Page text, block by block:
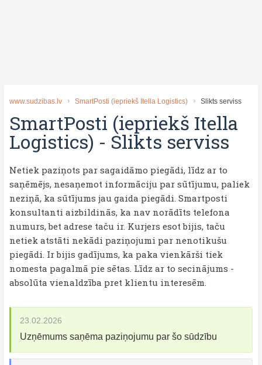
www.sudzibas.lv SmartPosti (iepriekš Itella Logistics) Slikts serviss
SmartPosti (iepriekš Itella
Logistics) - Slikts serviss
Netiek paziņots par sagaidāmo piegādi, līdz ar to
saņēmējs, nesaņemot informāciju par sūtījumu, paliek
neziņā, ka sūtījums jau gaida piegādi. Smartposti
konsultanti aizbildinās, ka nav norādīts telefona
numurs, bet adrese taču ir. Kurjers esot bijis, taču
netiek atstāti nekādi paziņojumi par nenotikušu
piegādi. Ir bijis gadījums, ka paka vienkārši tiek
nomesta pagalmā pie sētas. Līdz ar to secinājums -
absolūta vienaldzība pret klientu interesēm.
23.02.2026
Uzņēmums saņēma paziņojumu par šo sūdzību